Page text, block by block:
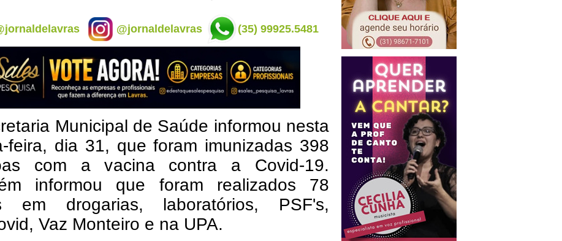
@jornaldelavras (35) 99925.5481
Municipal de Saúde informou nesta
feira, dia 31, que foram imunizadas 398
com a vacina contra a Covid-19.
informou que foram realizados 78
em drogarias, laboratórios, PSF's,
Vaz Monteiro e na UPA.